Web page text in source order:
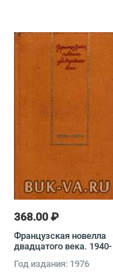
368.00 ₽
Французская новелла
двадцатого века. 1940-
Год издания: 1976